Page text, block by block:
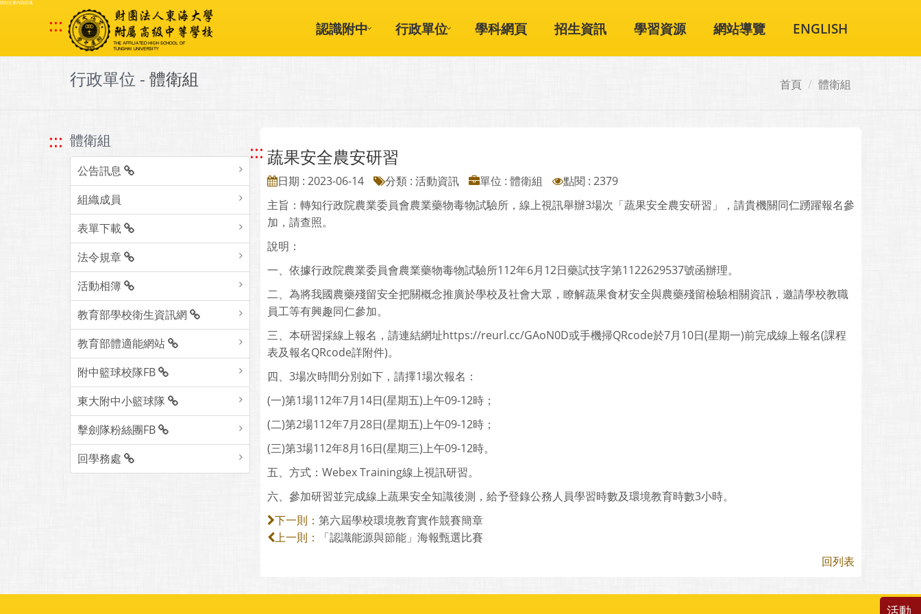
跳到主要內容區塊
::: 認識附中 行政單位 學科網頁 招生資訊 學習資源 網站導覽 ENGLISH
行政單位 - 體衛組 首頁 體衛組
::: 體衛組
公告訊息
組織成員
表單下載
法令規章
活動相簿
教育部學校衛生資訊網
教育部體適能網站
附中籃球校隊FB
東大附中小籃球隊
擊劍隊粉絲團FB
回學務處
::: 蔬果安全農安研習
日期 : 2023-06-14 分類 : 活動資訊 單位 : 體衛組
點閱 : 2379
主旨：轉知行政院農業委員會農業藥物毒物試驗所，線上視訊舉辦3場次「蔬果安全農安研習」，請貴機關同仁踴躍報名參
加，請查照。
說明：
一、依據行政院農業委員會農業藥物毒物試驗所112年6月12日藥試技字第1122629537號函辦理。
二、為將我國農藥殘留安全把關概念推廣於學校及社會大眾，瞭解蔬果食材安全與農藥殘留檢驗相關資訊，邀請學校教職
員工等有興趣同仁參加。
三、本研習採線上報名，請連結網址https://reurl.cc/GAoN0D或手機掃QRcode於7月10日(星期一)前完成線上報名(課程
表及報名QRcode詳附件)。
四、3場次時間分別如下，請擇1場次報名：
(一)第1場112年7月14日(星期五)上午09-12時；
(二)第2場112年7月28日(星期五)上午09-12時；
(三)第3場112年8月16日(星期三)上午09-12時。
五、方式：Webex Training線上視訊研習。
六、參加研習並完成線上蔬果安全知識後測，給予登錄公務人員學習時數及環境教育時數3小時。
下一則： 第六屆學校環境教育實作競賽簡章
上一則：
「認識能源與節能」海報甄選比賽
回列表
活動